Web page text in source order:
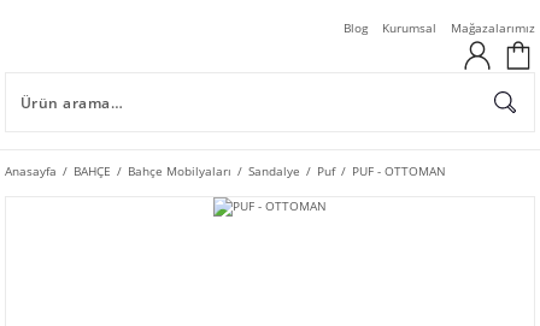
Blog Kurumsal Mağazalarımız
Anasayfa BAHÇE Bahçe Mobilyaları Sandalye Puf PUF - OTTOMAN